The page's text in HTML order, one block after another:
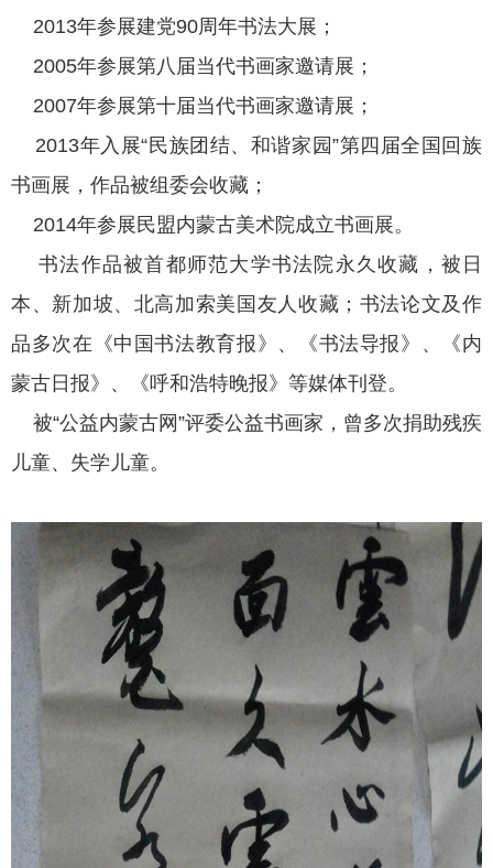
2013年参展建党90周年书法大展；
2005年参展第八届当代书画家邀请展；
2007年参展第十届当代书画家邀请展；
2013年入展“民族团结、和谐家园”第四届全国回族
书画展，作品被组委会收藏；
2014年参展民盟内蒙古美术院成立书画展。
书法作品被首都师范大学书法院永久收藏，被日
本、新加坡、北高加索美国友人收藏；书法论文及作
品多次在《中国书法教育报》、《书法导报》、《内
蒙古日报》、《呼和浩特晚报》等媒体刊登。
被“公益内蒙古网”评委公益书画家，曾多次捐助残疾
儿童、失学儿童。